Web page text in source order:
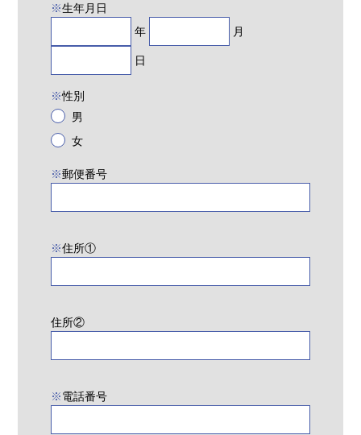
※生年月日
年
月
日
※性別
男
女
※郵便番号
※住所①
住所②
※電話番号